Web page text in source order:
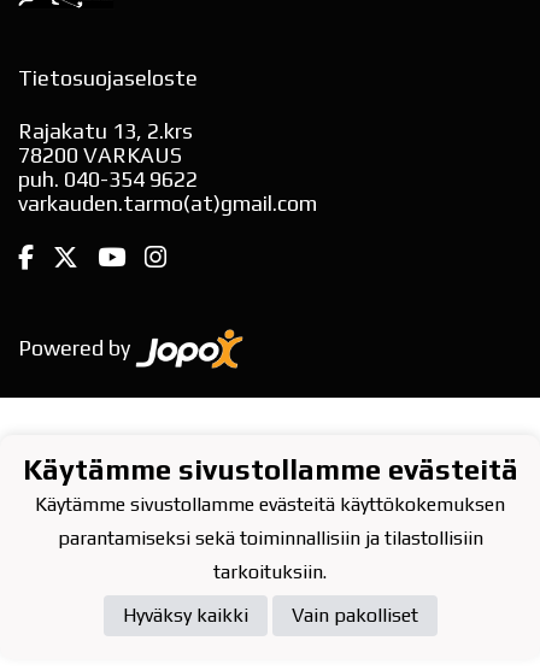
Tietosuojaseloste
Rajakatu 13, 2.krs
78200 VARKAUS
puh. 040-354 9622
varkauden.tarmo(at)gmail.com
Powered by
Käytämme sivustollamme evästeitä
Käytämme sivustollamme evästeitä käyttökokemuksen
parantamiseksi sekä toiminnallisiin ja tilastollisiin
tarkoituksiin.
Hyväksy kaikki
Vain pakolliset